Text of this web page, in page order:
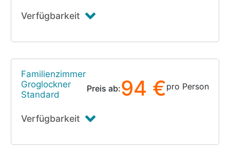
Verfügbarkeit
Familienzimmer
Groglockner
Standard
Preis ab:94 €pro Person
Verfügbarkeit